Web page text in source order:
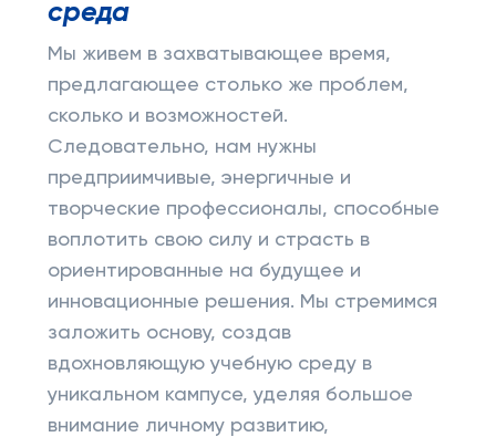
среда
Мы живем в захватывающее время,
предлагающее столько же проблем,
сколько и возможностей.
Следовательно, нам нужны
предприимчивые, энергичные и
творческие профессионалы, способные
воплотить свою силу и страсть в
ориентированные на будущее и
инновационные решения. Мы стремимся
заложить основу, создав
вдохновляющую учебную среду в
уникальном кампусе, уделяя большое
внимание личному развитию,